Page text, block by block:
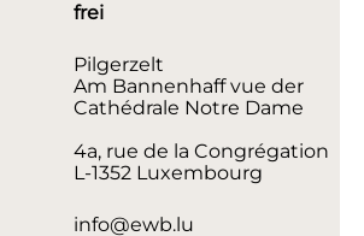
frei
Pilgerzelt
Am Bannenhaff vue der
Cathédrale Notre Dame
4a, rue de la Congrégation
L-1352 Luxembourg
info@ewb.lu